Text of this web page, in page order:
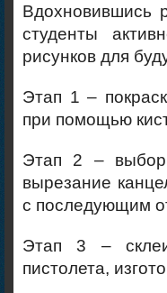
Вдохновившись
студенты
рисунков для
Этап 1 –
при помощью
Этап 2 –
вырезание
с последующим
Этап 3 –
пистолета,